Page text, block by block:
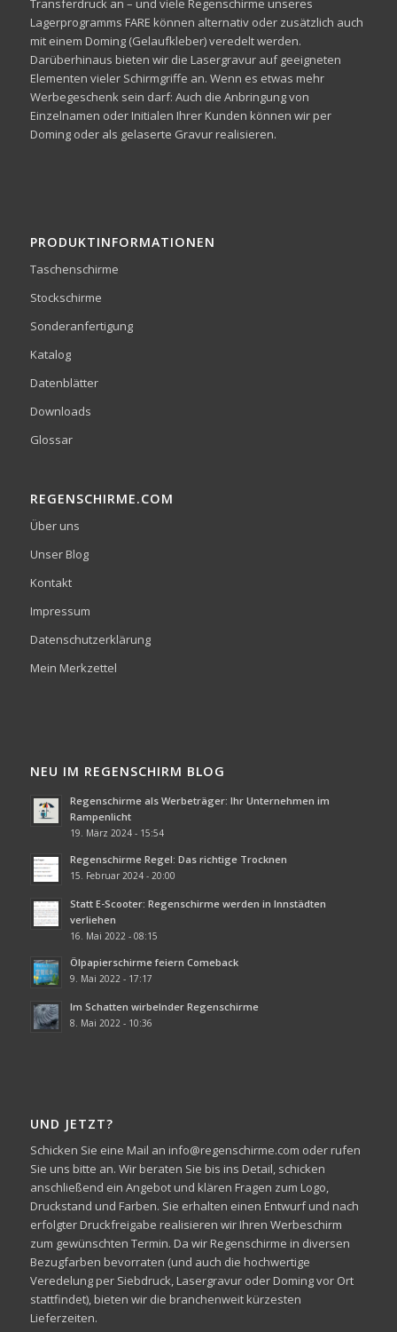
Transferdruck an – und viele Regenschirme unseres
Lagerprogramms FARE können alternativ oder zusätzlich auch
mit einem Doming (Gelaufkleber) veredelt werden.
Darüberhinaus bieten wir die Lasergravur auf geeigneten
Elementen vieler Schirmgriffe an. Wenn es etwas mehr
Werbegeschenk sein darf: Auch die Anbringung von
Einzelnamen oder Initialen Ihrer Kunden können wir per
Doming oder als gelaserte Gravur realisieren.
PRODUKTINFORMATIONEN
Taschenschirme
Stockschirme
Sonderanfertigung
Katalog
Datenblätter
Downloads
Glossar
REGENSCHIRME.COM
Über uns
Unser Blog
Kontakt
Impressum
Datenschutzerklärung
Mein Merkzettel
NEU IM REGENSCHIRM BLOG
Regenschirme als Werbeträger: Ihr Unternehmen im
Rampenlicht
19. März 2024 - 15:54
Regenschirme Regel: Das richtige Trocknen
15. Februar 2024 - 20:00
Statt E-Scooter: Regenschirme werden in Innstädten
verliehen
16. Mai 2022 - 08:15
Ölpapierschirme feiern Comeback
9. Mai 2022 - 17:17
Im Schatten wirbelnder Regenschirme
8. Mai 2022 - 10:36
UND JETZT?
Schicken Sie eine Mail an info@regenschirme.com oder rufen
Sie uns bitte an. Wir beraten Sie bis ins Detail, schicken
anschließend ein Angebot und klären Fragen zum Logo,
Druckstand und Farben. Sie erhalten einen Entwurf und nach
erfolgter Druckfreigabe realisieren wir Ihren Werbeschirm
zum gewünschten Termin. Da wir Regenschirme in diversen
Bezugfarben bevorraten (und auch die hochwertige
Veredelung per Siebdruck, Lasergravur oder Doming vor Ort
stattfindet), bieten wir die branchenweit kürzesten
Lieferzeiten.